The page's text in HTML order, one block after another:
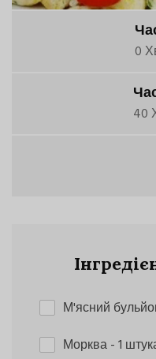
0
40
М'ясний
Морква- 1